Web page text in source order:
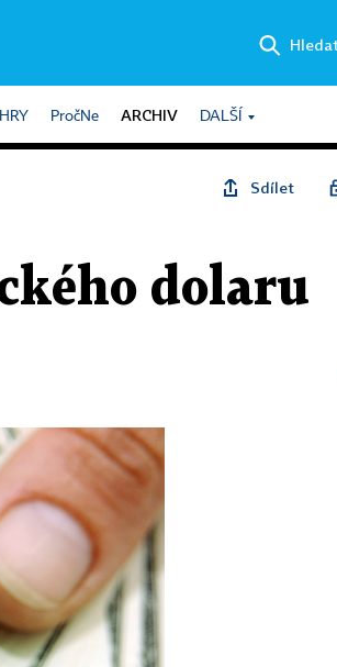
HRY PročNe ARCHIV DALŠÍ
Sdílet
dolaru